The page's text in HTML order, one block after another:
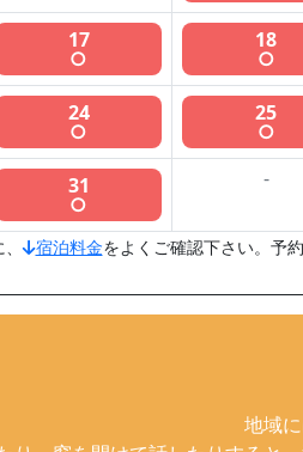
17
○
18
○
24
○
25
○
31
○
-
、 宿泊料金をよくご確認下さい。予
地域